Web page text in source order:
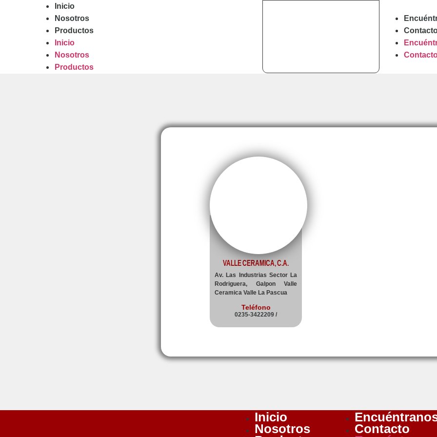
Inicio
Nosotros
Productos
Inicio
Nosotros
Productos
VALLE CERAMICA, C.A.
Av. Las Industrias Sector La
Rodriguera, Galpon Valle
Ceramica Valle La Pascua
Teléfono
0235-3422209 /
Inicio
Nosotros
Contacto